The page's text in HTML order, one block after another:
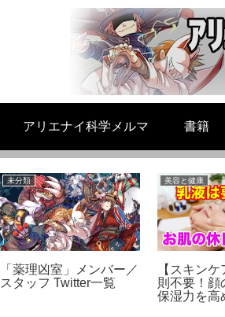
アリエナイ科学メルマ 書籍
未分類
「薬理凶室」メンバー／
スタッフ Twitter一覧
美容と健康
【スキン
則不要！顔
保湿力を高